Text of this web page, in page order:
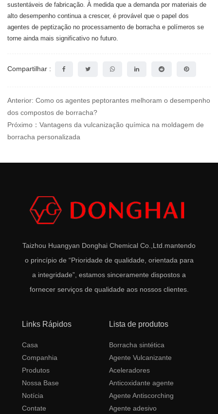
sustentáveis ​​de fabricação. À medida que a demanda por materiais de
alto desempenho continua a crescer, é provável que o papel dos
agentes de peptização no processamento de borracha e polímeros se
torne ainda mais significativo no futuro.
Compartilhar :
Anterior: Como os agentes peptorantes melhoram o desempenho
dos compostos de borracha?
Próximo：Vantagens da vulcanização química na moldagem de
borracha personalizada
Taizhou Huangyan Donghai Chemical Co.,Ltd. mantendo
o princípio de “Prioridade de qualidade, orientada para
a integridade”, estamos sinceramente dispostos a
fornecer serviços de qualidade aos nossos clientes.
Links Rápidos
Casa
Companhia
Produtos
Nossa Base
Notícia
Contate
Lista de produtos
Borracha sintética
Agente Vulcanizante
Aceleradores
Anticoxidante agente
Agente Antiscorching
Agente adesivo